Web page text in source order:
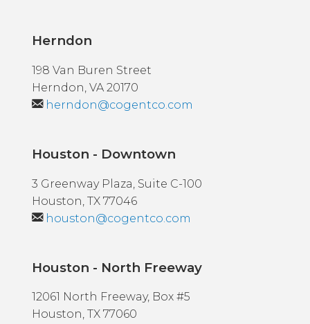
Herndon
198 Van Buren Street
Herndon, VA 20170
herndon@cogentco.com
Houston - Downtown
3 Greenway Plaza, Suite C-100
Houston, TX 77046
houston@cogentco.com
Houston - North Freeway
12061 North Freeway, Box #5
Houston, TX 77060